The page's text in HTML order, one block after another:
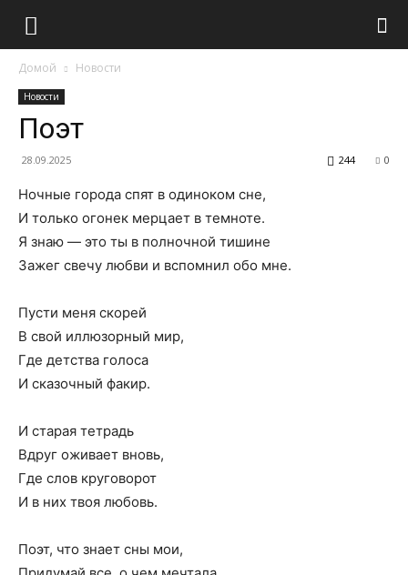
Домой Новости
Новости
Поэт
28.09.2025 0
244
Ночные города спят в одиноком сне,
И только огонек мерцает в темноте.
Я знаю — это ты в полночной тишине
Зажег свечу любви и вспомнил обо мне.
Пусти меня скорей
В свой иллюзорный мир,
Где детства голоса
И сказочный факир.
И старая тетрадь
Вдруг оживает вновь,
Где слов круговорот
И в них твоя любовь.
Поэт, что знает сны мои,